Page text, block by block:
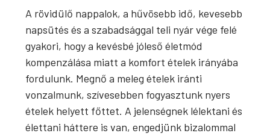
A rövidülő nappalok, a hűvösebb idő, kevesebb
napsütés és a szabadsággal teli nyár vége felé
gyakori, hogy a kevésbé jóleső életmód
kompenzálása miatt a komfort ételek irányába
fordulunk. Megnő a meleg ételek iránti
vonzalmunk, szívesebben fogyasztunk nyers
ételek helyett főttet. A jelenségnek lélektani és
élettani háttere is van, engedjünk bizalommal